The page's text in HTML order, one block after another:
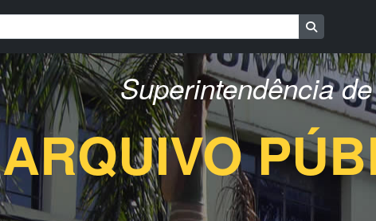
busca
Superintendência de
ARQUIVO